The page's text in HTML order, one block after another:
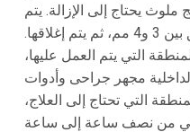
يحتاج إلى الإزالة. يتم
تنظيف قناة الجذر أولاً إلى عمق بين 3 و4 مم، ثم يتم إغلاقها.
التي يتم العمل عليها،
مجهر جراحی وأدوات
التي تحتاج إلى العلاج،
من نصف ساعة إلى ساعة